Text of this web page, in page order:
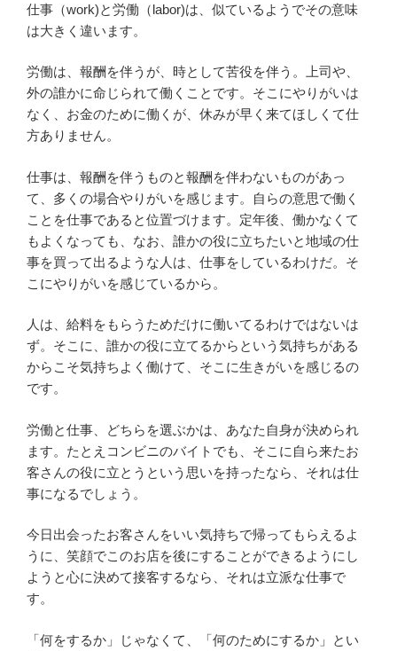
仕事（work)と労働（labor)は、似ているようでその意味
は大きく違います。
労働は、報酬を伴うが、時として苦役を伴う。上司や、
外の誰かに命じられて働くことです。そこにやりがいは
なく、お金のために働くが、休みが早く来てほしくて仕
方ありません。
仕事は、報酬を伴うものと報酬を伴わないものがあっ
て、多くの場合やりがいを感じます。自らの意思で働く
ことを仕事であると位置づけます。定年後、働かなくて
もよくなっても、なお、誰かの役に立ちたいと地域の仕
事を買って出るような人は、仕事をしているわけだ。そ
こにやりがいを感じているから。
人は、給料をもらうためだけに働いてるわけではないは
ず。そこに、誰かの役に立てるからという気持ちがある
からこそ気持ちよく働けて、そこに生きがいを感じるの
です。
労働と仕事、どちらを選ぶかは、あなた自身が決められ
ます。たとえコンビニのバイトでも、そこに自ら来たお
客さんの役に立とうという思いを持ったなら、それは仕
事になるでしょう。
今日出会ったお客さんをいい気持ちで帰ってもらえるよ
うに、笑顔でこのお店を後にすることができるようにし
ようと心に決めて接客するなら、それは立派な仕事で
す。
「何をするか」じゃなくて、「何のためにするか」とい